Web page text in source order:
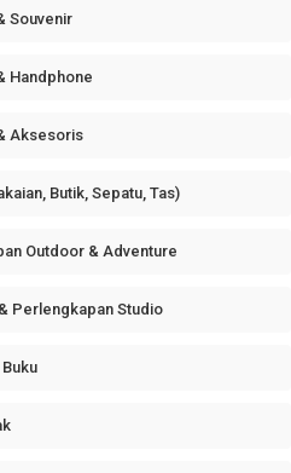
Souvenir
Handphone
Aksesoris
Butik, Sepatu, Tas)
Outdoor & Adventure
Perlengkapan Studio